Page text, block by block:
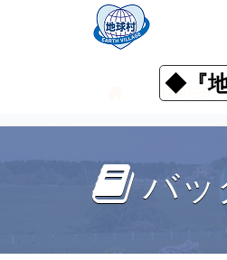
◆『
お知らせ
バッ